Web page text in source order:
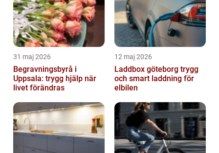
31 maj 2026
Begravningsbyrå i
Uppsala: trygg hjälp när
livet förändras
12 maj 2026
Laddbox göteborg trygg
och smart laddning för
elbilen